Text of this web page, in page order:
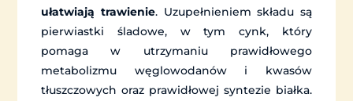
ułatwiają trawienie. Uzupełnieniem składu są
pierwiastki śladowe, w tym cynk, który
pomaga w utrzymaniu prawidłowego
metabolizmu węglowodanów i kwasów
tłuszczowych oraz prawidłowej syntezie białka.